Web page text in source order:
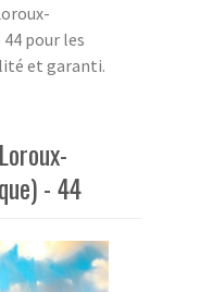
pour les
et garanti.
- 44